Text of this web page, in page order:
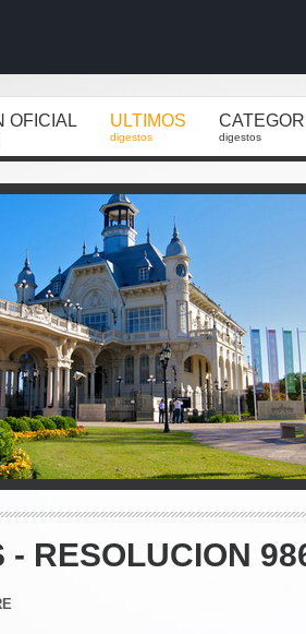
OFICIAL ULTIMOS
digestos digestos
- RESOLUCION